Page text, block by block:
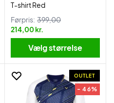
T-shirt Red
Førpris: 399,00
214,00 kr.
Vælg størrelse
OUTLET
- 46%